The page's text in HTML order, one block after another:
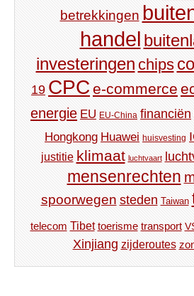
betrekkingen
handel
investeringen chips
19 CPC e-commerce
energie EU EU-China financiën
Hongkong Huawei huisvesting
justitie klimaat luchtvaart
mensenrechten
spoorwegen steden Taiwan
telecom Tibet toerisme transport
Xinjiang zijderoutes